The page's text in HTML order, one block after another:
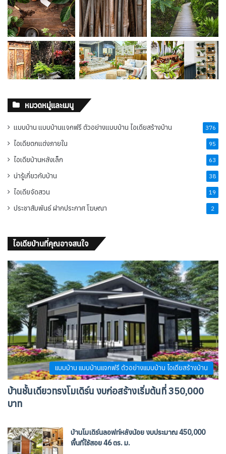
หมวดหมู่และเมนู
แบบบ้าน แบบบ้านแจกฟรี ตัวอย่างแบบบ้าน ไอเดียสร้างบ้าน 376
ไอเดียตกแต่งภายใน 95
ไอเดียบ้านหลังเล็ก 63
น่ารู้เกี่ยวกับบ้าน 38
ไอเดียจัดสวน 19
ประชาสัมพันธ์ ฝากประกาศ โฆษณา 2
ไอเดียบ้านที่คุณอาจสนใจ
แบบบ้าน แบบบ้านแจกฟรี ตัวอย่างแบบบ้าน ไอเดียสร้างบ้าน
บ้านชั้นเดียวทรงโมเดิร์น งบก่อสร้างเริ่มต้นที่ 350,000
บาท
บ้านโมเดิร์นลอฟท์หลังน้อย งบประมาณ 450,000
พื้นที่ใช้สอย 46 ตร. ม.